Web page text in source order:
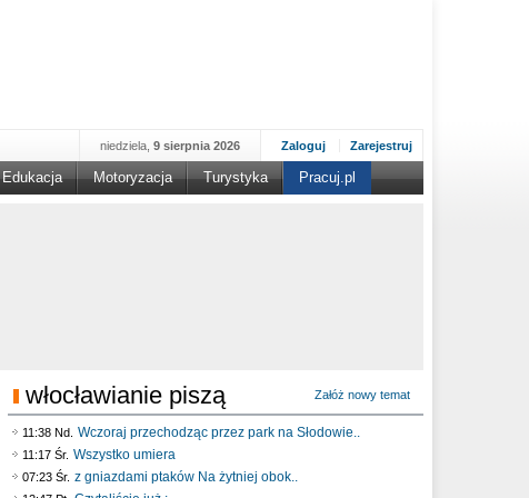
Zaloguj Zarejestruj
niedziela, 9 sierpnia 2026
Edukacja Motoryzacja Turystyka Pracuj.pl
włocławianie piszą Załóż nowy temat
11:38 Nd. Wczoraj przechodząc przez park na Słodowie..
11:17 Śr. Wszystko umiera
07:23 Śr. z gniazdami ptaków Na żytniej obok..